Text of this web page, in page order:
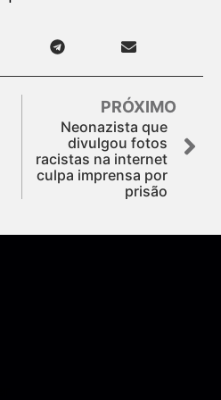
PRÓXIMO
Neonazista que
divulgou fotos
racistas na internet
culpa imprensa por
prisão